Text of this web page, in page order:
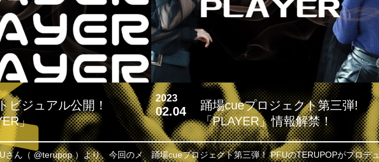
ビジュアル公開！
」
さん（ @terupop ）より、今回のメ
2023
02.04
踊場cueプロジェクト第三弾!
「PLAYER」情報解禁！
踊場cueプロジェクト第三弾！ PFUのTERUPOPがプロデュー